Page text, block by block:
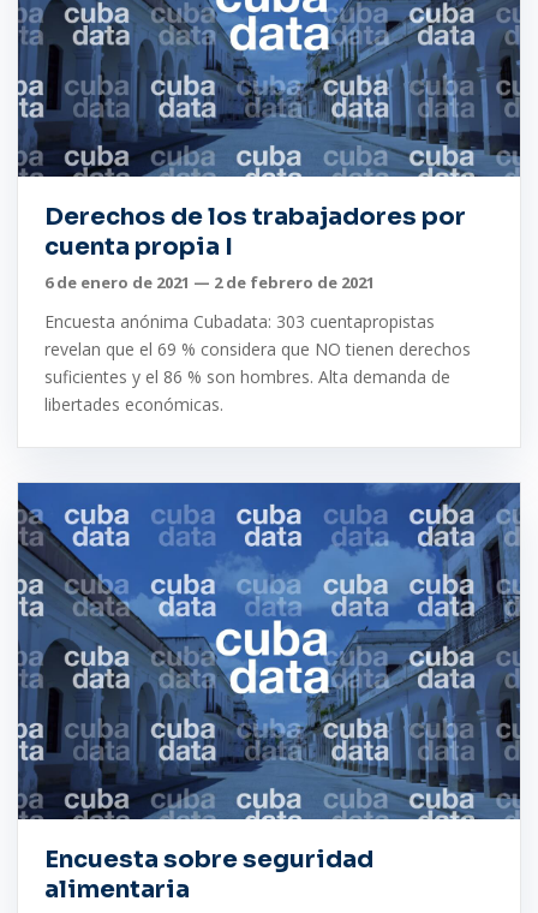
Derechos de los trabajadores por
cuenta propia I
6 de enero de 2021 — 2 de febrero de 2021
Encuesta anónima Cubadata: 303 cuentapropistas
revelan que el 69 % considera que NO tienen derechos
suficientes y el 86 % son hombres. Alta demanda de
libertades económicas.
Encuesta sobre seguridad
alimentaria